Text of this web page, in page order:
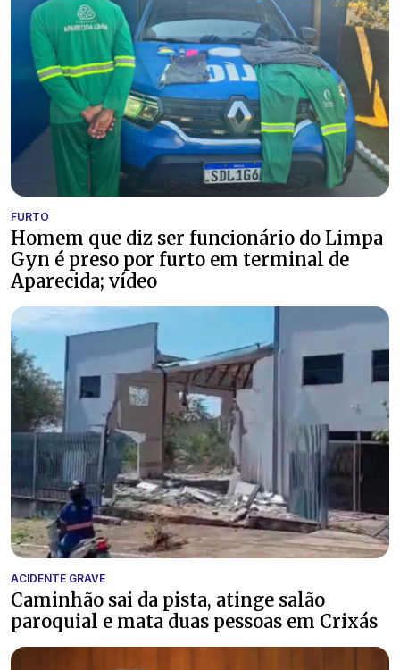
FURTO
Homem que diz ser funcionário do Limpa
Gyn é preso por furto em terminal de
Aparecida; vídeo
ACIDENTE GRAVE
Caminhão sai da pista, atinge salão
paroquial e mata duas pessoas em Crixás